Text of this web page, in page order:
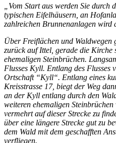
„Vom Start aus werden Sie
typischen Eifelhäusern, an
zahlreichen Brunnenanlagen wird
Über Freiflächen und
zurück auf Ittel, gerade die Kirche
ehemaligen Steinbrüchen.
Flusses Kyll. Entlang des Flusses
Ortschaft “Kyll“. Entlang eines
Kreisstrasse 17, biegt der Weg
an der Kyll entlang durch den
weiteren ehemaligen
vermehrt auf dieser Strecke zu
über eine längere Strecke gut zu
dem Wald mit dem geschafften
verfliegen.